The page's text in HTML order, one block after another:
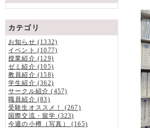
カテゴリ
お知らせ (1332)
イベント (1077)
授業紹介 (129)
ゼミ紹介 (105)
教員紹介 (158)
学生紹介 (362)
サークル紹介 (457)
職員紹介 (83)
受験生オススメ！ (267)
国際交流・留学 (323)
今週の小樽（写真） (165)